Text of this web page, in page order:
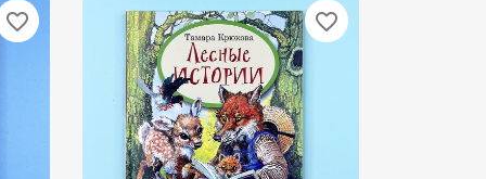
favorite_border favorite_border